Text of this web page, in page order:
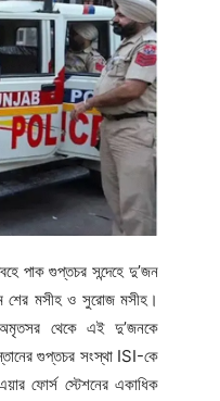
পাক গুপ্তচর সন্দেহে দু’জন
শের মসীহ ও সুরোজ মসীহ।
অমৃতসর থেকে এই দু’জনকে
গুপ্তচর সংস্থা ISI-কে
ফোর্স স্টেশনের একাধিক